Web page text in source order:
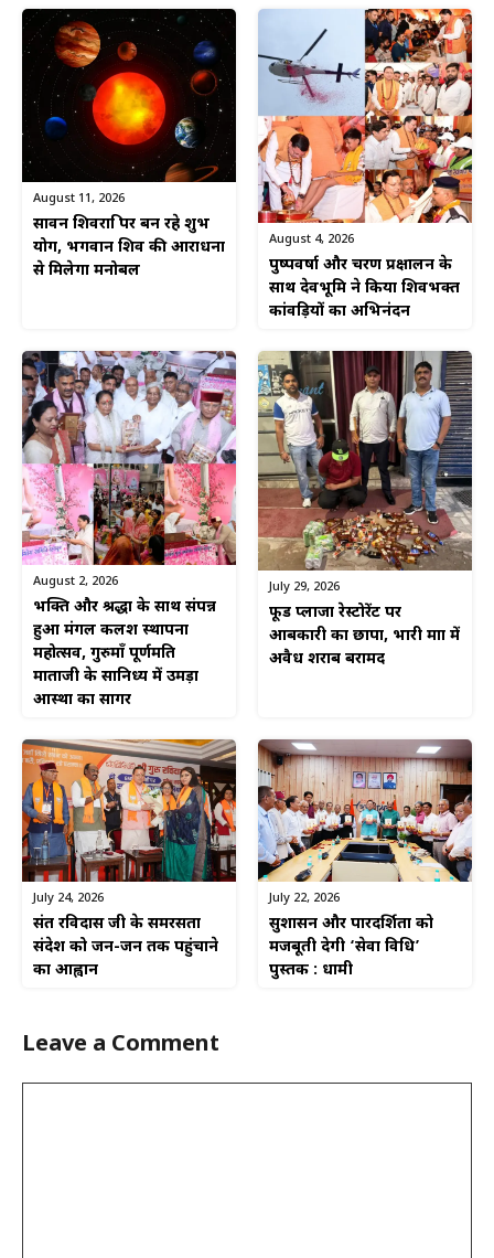
August 11, 2026
सावन शिवरात्रि पर बन रहे शुभ
योग, भगवान शिव की आराधना
से मिलेगा मनोबल
August 4, 2026
पुष्पवर्षा और चरण प्रक्षालन के
साथ देवभूमि ने किया शिवभक्त
कांवड़ियों का अभिनंदन
August 2, 2026
भक्ति और श्रद्धा के साथ संपन्न
हुआ मंगल कलश स्थापना
महोत्सव, गुरुमाँ पूर्णमति
माताजी के सानिध्य में उमड़ा
आस्था का सागर
July 29, 2026
फूड प्लाजा रेस्टोरेंट पर
आबकारी का छापा, भारी मात्रा में
अवैध शराब बरामद
July 24, 2026
संत रविदास जी के समरसता
संदेश को जन-जन तक पहुंचाने
का आह्वान
July 22, 2026
सुशासन और पारदर्शिता को
मजबूती देगी ‘सेवा विधि’
पुस्तक : धामी
Leave a Comment